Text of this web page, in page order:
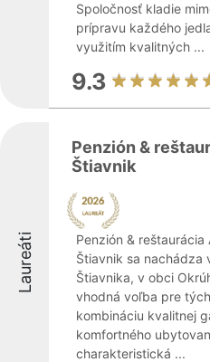
Spoločnosť kladie
prípravu každého
využitím kvalitných ...
9.3
Laureáti
Penzión &
Štiavnik
Penzión & reštaurácia
Štiavnik sa nachádza
Štiavnika, v obci
vhodná voľba pre
kombináciu kvalitnej
komfortného
charakteristická ...